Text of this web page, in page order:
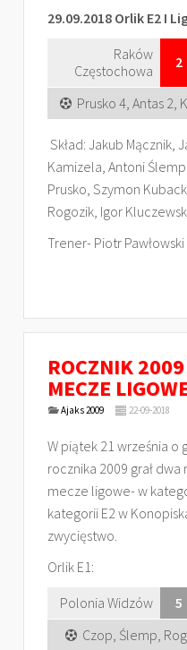
29.09.2018 Orlik E2 I
Raków
Częstochowa
2
Prusko 4, Antas 2,
Skład: Jakub Mącznik,
Kamizela, Antoni
Prusko, Szymon
Rogozik, Igor
Trener- Piotr Pawłowski
ROCZNIK
MECZE
Ajaks 2009 22-09-2018
W piątek 21 września o
rocznika 2009 grał
mecze ligowe- w
kategorii E2 w
zwycięstwo.
Orlik E1:
Polonia Widzów
5
Czop, Ślemp,